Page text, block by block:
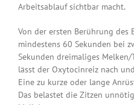
Arbeitsablauf sichtbar macht.
Von der ersten Berührung des
mindestens 60 Sekunden bei
Sekunden dreimaliges
lässt der Oxytocinreiz nach
Eine zu kurze oder lange
Das belastet die Zitzen